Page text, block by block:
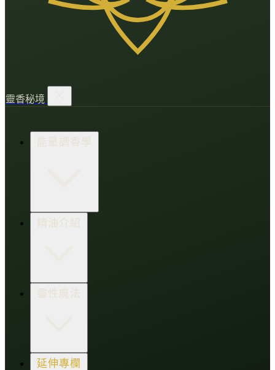
靈香秘境
能量調香學
香氛調頻術
生活點子王
精油介紹
木質類
樹脂類
靈性魔法
顯化與吸引力
延伸專欄